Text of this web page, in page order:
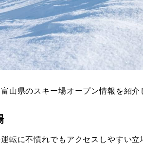
山県のスキー場オープン情報を紹介
転に不慣れでもアクセスしやすい